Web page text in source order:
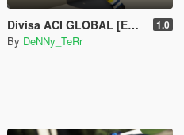
Divisa ACI GLOBAL [EUP] 1.0
By DeNNy_TeRr